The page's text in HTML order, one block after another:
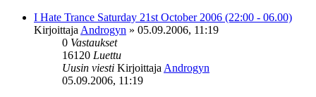
I Hate Trance Saturday 21st October 2006 (22:00 - 06.00)
Kirjoittaja Androgyn » 05.09.2006, 11:19
0 Vastaukset
16120 Luettu
Uusin viesti Kirjoittaja Androgyn
05.09.2006, 11:19